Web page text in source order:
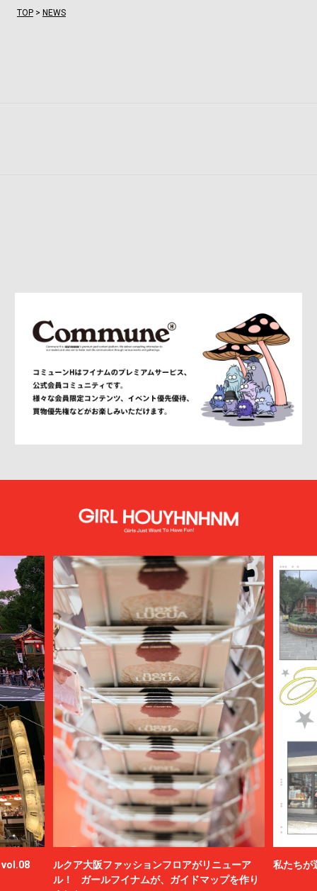
TOP> NEWS
vol.08
ルクア大阪ファッションフロアがリニューア
ル！ ガールフイナムが、ガイドマップを作り
私たちが